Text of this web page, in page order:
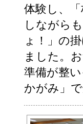
体験し、
しながら
ょ！」の
ました。
準備が整
かがみ」